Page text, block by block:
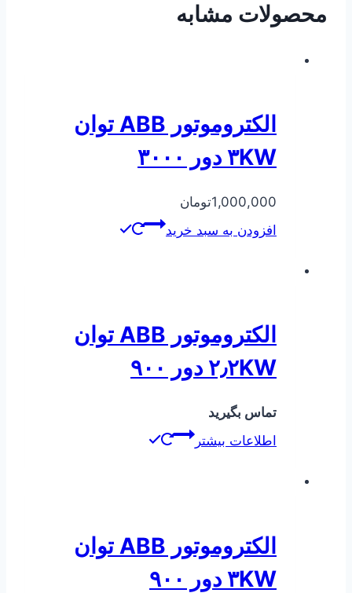
محصولات مشابه
الکتروموتور ABB توان
۳KW دور ۳۰۰۰
1,000,000تومان
افزودن به سبد خرید
الکتروموتور ABB توان
۲٫۲KW دور ۹۰۰
تماس بگیرید
اطلاعات بیشتر
الکتروموتور ABB توان
۳KW دور ۹۰۰